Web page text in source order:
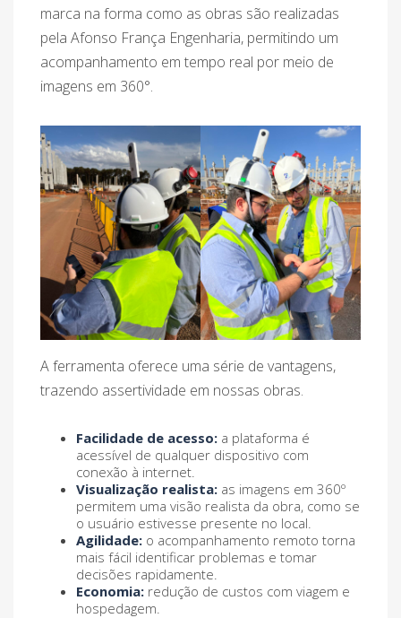
marca na forma como as obras são realizadas
pela Afonso França Engenharia, permitindo um
acompanhamento em tempo real por meio de
imagens em 360°.
A ferramenta oferece uma série de vantagens,
trazendo assertividade em nossas obras.
Facilidade de acesso: a plataforma é
acessível de qualquer dispositivo com
conexão à internet.
Visualização realista: as imagens em 360º
permitem uma visão realista da obra, como se
o usuário estivesse presente no local.
Agilidade: o acompanhamento remoto torna
mais fácil identificar problemas e tomar
decisões rapidamente.
Economia: redução de custos com viagem e
hospedagem.